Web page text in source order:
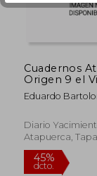
$ 46.94 40%
Cuadernos
Origen 9 el
del
Eduardo
Diario
Atapuerca,
Nuevo